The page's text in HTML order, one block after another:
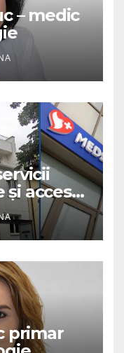
– medic
acces
primar